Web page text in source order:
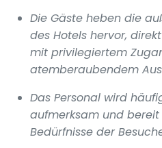
Die Gäste heben die
des Hotels hervor,
mit privilegiertem
atemberaubendem
Das Personal wird
aufmerksam und
Bedürfnisse der